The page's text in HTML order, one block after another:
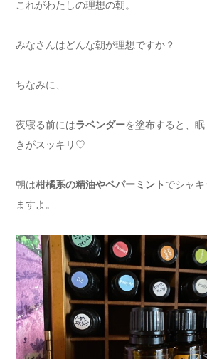
これがわたしの理想の朝。
みなさんはどんな朝が理想ですか？
ちなみに、
夜寝る前にはラベンダーを塗布すると、
きがスッキリ♡
朝は柑橘系の精油やペパーミント でシャ
ますよ。